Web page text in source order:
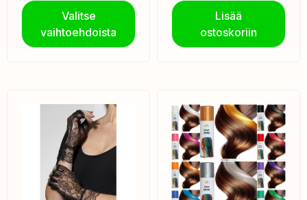
Valitse
vaihtoehdoista
Lisää
ostoskoriin